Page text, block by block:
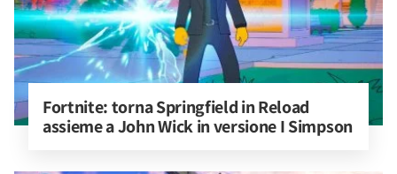
Fortnite: torna Springfield in Reload
assieme a John Wick in versione I Simpson